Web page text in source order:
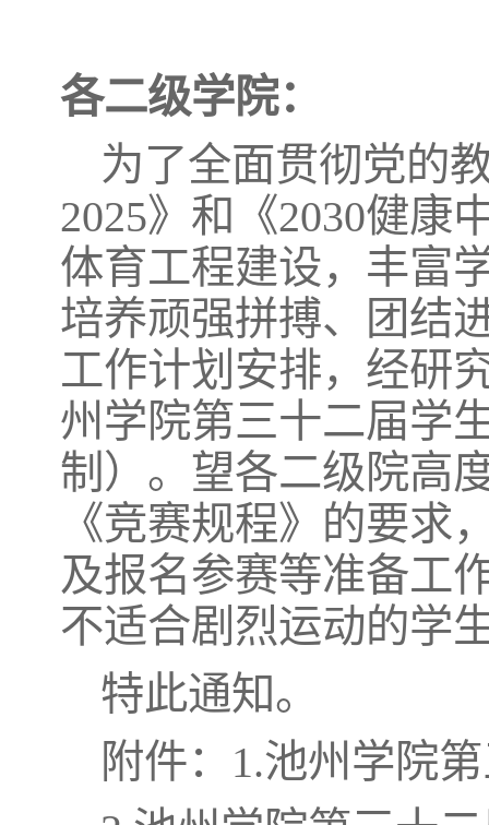
各二级学院：
为了全面贯彻党的
2025》和《2030健康
体育工程建设，丰富
培养顽强拼搏、团结
工作计划安排，经研
州学院第三十二届学
制）。望各二级院高
《竞赛规程》的要求
及报名参赛等准备工
不适合剧烈运动的学
特此通知。
附件：1.池州学院